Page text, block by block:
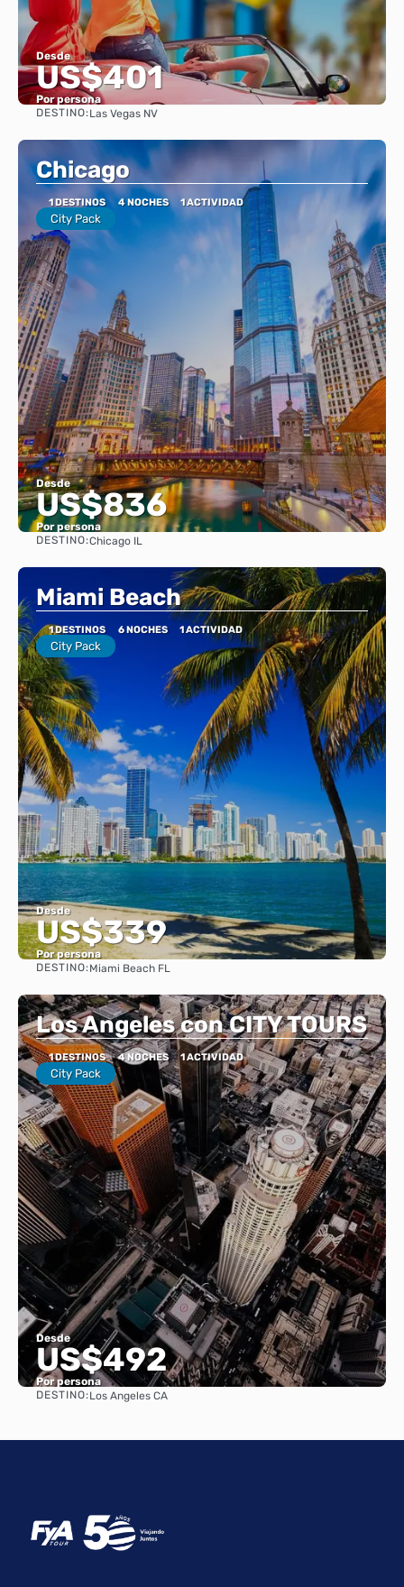
Desde
US$401
Por persona
DESTINO:Las Vegas NV
Chicago
1 DESTINOS 4 NOCHES 1 ACTIVIDAD
City Pack
Desde
US$836
Por persona
DESTINO:Chicago IL
Miami Beach
1 DESTINOS 6 NOCHES 1 ACTIVIDAD
City Pack
Desde
US$339
Por persona
DESTINO:Miami Beach FL
Los Angeles con CITY TOURS
1 DESTINOS 4 NOCHES 1 ACTIVIDAD
City Pack
Desde
US$492
Por persona
DESTINO:Los Angeles CA